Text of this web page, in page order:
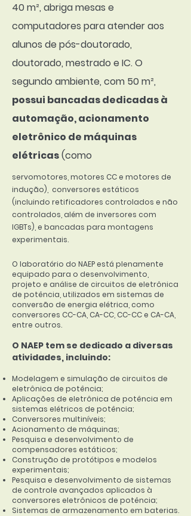
40 m², abriga mesas e
computadores para atender aos
alunos de pós-doutorado,
doutorado, mestrado e IC. O
segundo ambiente, com 50 m²,
possui bancadas dedicadas à
automação, acionamento
eletrônico de máquinas
elétricas(como
servomotores, motores CC e motores de
indução), conversores estáticos
(incluindo retificadores controlados e não
controlados, além de inversores com
IGBTs), e bancadas para montagens
experimentais.
O laboratório do NAEP está plenamente
equipado para o desenvolvimento,
projeto e análise de circuitos de eletrônica
de potência, utilizados em sistemas de
conversão de energia elétrica, como
conversores CC-CA, CA-CC, CC-CC e CA-CA,
entre outros.
O NAEP tem se dedicado a diversas
atividades, incluindo:
Modelagem e simulação de circuitos de
eletrônica de potência;
Aplicações de eletrônica de potência em
sistemas elétricos de potência;
Conversores multiníveis;
Acionamento de máquinas;
Pesquisa e desenvolvimento de
compensadores estáticos;
Construção de protótipos e modelos
experimentais;
Pesquisa e desenvolvimento de sistemas
de controle avançados aplicados à
conversores eletrônicos de potência;
Sistemas de armazenamento em baterias.